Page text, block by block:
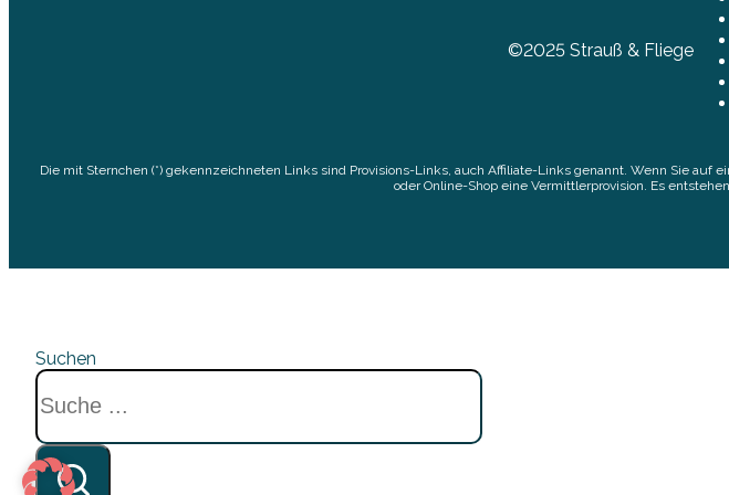
©2025 Strauß & Fliege
Die mit Sternchen (*) gekennzeichneten Links sind Provisions-Links, auch Affiliate-Links genannt. Wenn Sie
oder Online-Shop eine Vermittlerprovision. Es
Suchen